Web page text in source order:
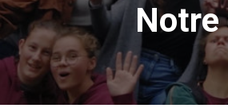
Notre